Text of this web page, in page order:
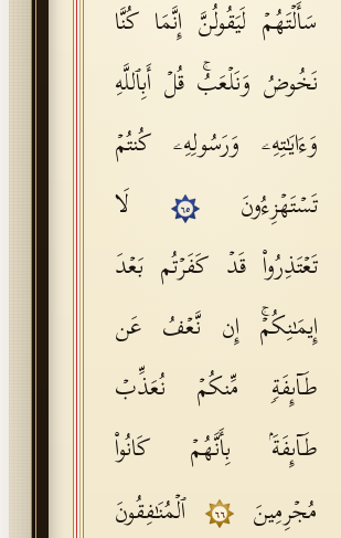
سَأَلۡتَهُمۡ لَیَقُولُنَّ إِنَّمَا كُنَّا
نَخُوضُ وَنَلۡعَبُۚ قُلۡ أَبِٱللَّهِ
وَءَایَـٰتِهِۦ وَرَسُولِهِۦ كُنتُمۡ
تَسۡتَهۡزِءُونَ
٦٥
لَا
تَعۡتَذِرُوا۟ قَدۡ كَفَرۡتُم بَعۡدَ
إِیمَـٰنِكُمۡۚ إِن نَّعۡفُ عَن
طَاۤىِٕفَةࣲ مِّنكُمۡ نُعَذِّبۡ
طَاۤىِٕفَةَۢ بِأَنَّهُمۡ كَانُوا۟
مُجۡرِمِینَ
٦٦
ٱلۡمُنَـٰفِقُونَ